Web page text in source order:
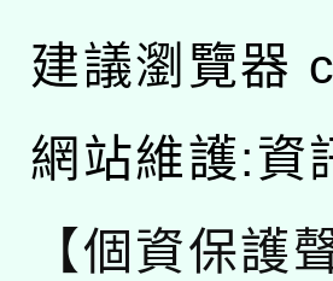
建議瀏覽器
網站維護:資
【個資保護